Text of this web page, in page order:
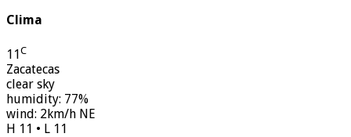
Clima
11C
Zacatecas
clear sky
humidity: 77%
wind: 2km/h NE
H 11 • L 11